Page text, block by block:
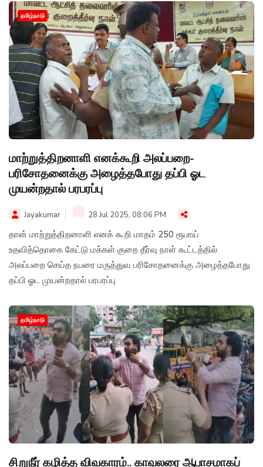
தமிழ்நாடு
மாற்றுத்திறனாளி எனக்கூறி அலப்பறை-
பரிசோதனைக்கு அழைத்தபோது தப்பி ஓட
முயன்றதால் பரபரப்பு
Jayakumar 28 Jul 2025, 08:06 PM
தான் மாற்றுத்திறனாளி எனக் கூறி மாதம் 250 ரூபாய்
உதவித்தொகை கேட்டு மக்கள் குறை தீர்வு நாள் கூட்டத்தில்
அலப்பறை செய்த நபரை மருத்துவ பரிசோதனைக்கு அழைத்தபோது
தப்பி ஓட முயன்றதால் பரபரப்பு
தமிழ்நாடு
சிறுநீர் கழித்த விவகாரம்.. காவலரை ஆபாசமாகப்